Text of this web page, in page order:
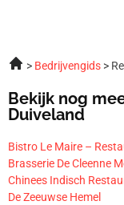
Bedrijvengids
Bekijk nog
Duiveland
Bistro Le Maire –
Brasserie De Cleenne
Chinees Indisch
De Zeeuwse Hemel